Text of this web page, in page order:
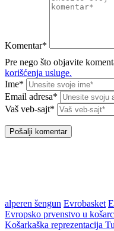
Komentar*
Pre nego što objavite
korišćenja usluge.
Ime*
Email adresa*
Vaš veb-sajt*
alperen šengun Evrobasket
Evropsko prvenstvo u
Košarkaška reprezentacija